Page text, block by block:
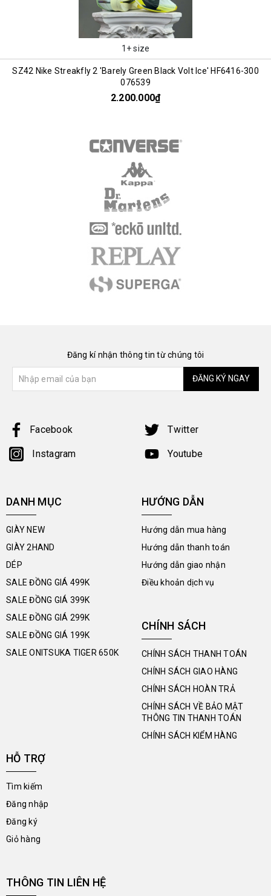
1+ size
SZ42 Nike Streakfly 2 'Barely Green Black Volt Ice' HF6416-300
076539
2.200.000₫
Đăng kí nhận thông tin từ chúng tôi
ĐĂNG KÝ NGAY
Facebook Twitter
Instagram Youtube
DANH MỤC
GIÀY NEW
GIÀY 2HAND
DÉP
SALE ĐỒNG GIÁ 499K
SALE ĐỒNG GIÁ 399K
SALE ĐỒNG GIÁ 299K
SALE ĐỒNG GIÁ 199K
SALE ONITSUKA TIGER 650K
HƯỚNG DẪN
Hướng dẫn mua hàng
Hướng dẫn thanh toán
Hướng dẫn giao nhận
Điều khoản dịch vụ
CHÍNH SÁCH
CHÍNH SÁCH THANH TOÁN
CHÍNH SÁCH GIAO HÀNG
CHÍNH SÁCH HOÀN TRẢ
CHÍNH SÁCH VỀ BẢO MẬT
THÔNG TIN THANH TOÁN
CHÍNH SÁCH KIỂM HÀNG
HỖ TRỢ
Tìm kiếm
Đăng nhập
Đăng ký
Giỏ hàng
THÔNG TIN LIÊN HỆ